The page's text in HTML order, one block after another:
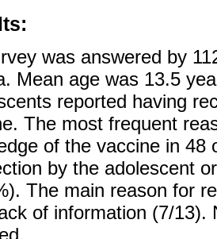
was answered by
Mean age was 13.5
reported having
The most frequent
of the vaccine in 48
by the adolescent
The main reason for
of information (7/13).